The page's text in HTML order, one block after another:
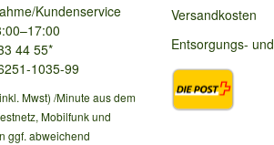
Kundenservice
44 55*
1035-99
Mwst) /Minute aus dem
Mobilfunk und
ggf. abweichend
Versandkosten
Entsorgungs-